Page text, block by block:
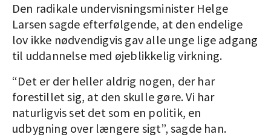
Den radikale undervisningsminister Helge
Larsen sagde efterfølgende, at den endelige
lov ikke nødvendigvis gav alle unge lige adgang
til uddannelse med øjeblikkelig virkning.
“Det er der heller aldrig nogen, der har
forestillet sig, at den skulle gøre. Vi har
naturligvis set det som en politik, en
udbygning over længere sigt”, sagde han.